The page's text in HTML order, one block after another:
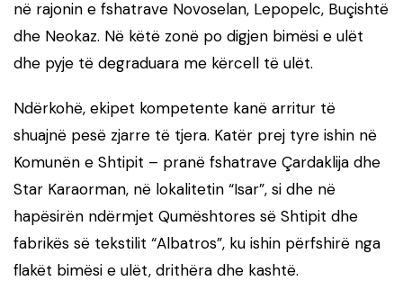
në rajonin e fshatrave Novoselan, Lepopelc, Buçishtë
dhe Neokaz. Në këtë zonë po digjen bimësi e ulët
dhe pyje të degraduara me kërcell të ulët.
Ndërkohë, ekipet kompetente kanë arritur të
shuajnë pesë zjarre të tjera. Katër prej tyre ishin në
Komunën e Shtipit – pranë fshatrave Çardaklija dhe
Star Karaorman, në lokalitetin “Isar”, si dhe në
hapësirën ndërmjet Qumështores së Shtipit dhe
fabrikës së tekstilit “Albatros”, ku ishin përfshirë nga
flakët bimësi e ulët, drithëra dhe kashtë.